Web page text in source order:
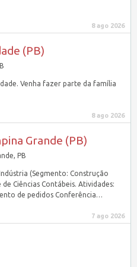
8 ago 2026
(PB)
Venha fazer parte da família
8 ago 2026
Grande (PB)
PB
(Segmento: Construção
Ciências Contábeis. Atividades:
de pedidos Conferência…
7 ago 2026